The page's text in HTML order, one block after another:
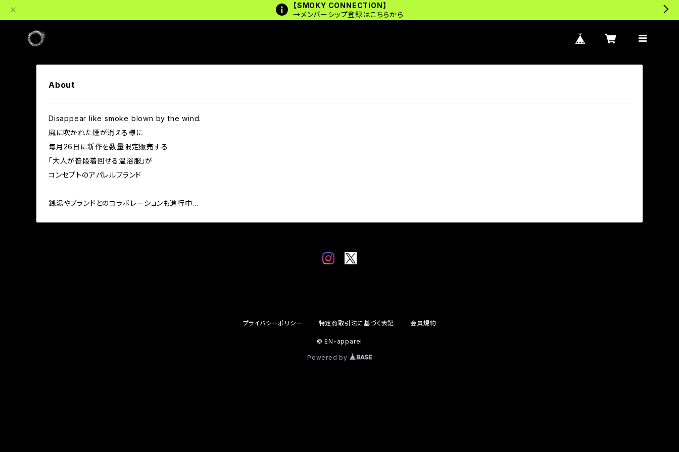
【SMOKY CONNECTION】
→メンバーシップ登録はこちらから
About
Disappear like smoke blown by the wind.
風に吹かれた煙が消える様に
毎月26日に新作を数量限定販売する
「大人が普段着回せる温浴服」が
コンセプトのアパレルブランド
銭湯やブランドとのコラボレーションも進行中…
プライバシーポリシー 特定商取引法に基づく表記 会員規約
© EN-apparel
Powered by